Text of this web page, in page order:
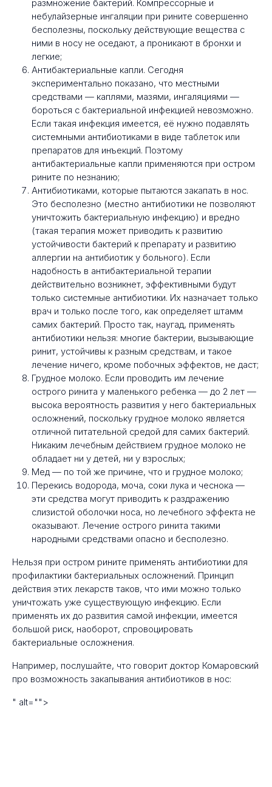
размножение бактерий. Компрессорные и
небулайзерные ингаляции при рините совершенно
бесполезны, поскольку действующие вещества с
ними в носу не оседают, а проникают в бронхи и
легкие;
Антибактериальные капли. Сегодня
экспериментально показано, что местными
средствами — каплями, мазями, ингаляциями —
бороться с бактериальной инфекцией невозможно.
Если такая инфекция имеется, её нужно подавлять
системными антибиотиками в виде таблеток или
препаратов для инъекций. Поэтому
антибактериальные капли применяются при остром
рините по незнанию;
Антибиотиками, которые пытаются закапать в нос.
Это бесполезно (местно антибиотики не позволяют
уничтожить бактериальную инфекцию) и вредно
(такая терапия может приводить к развитию
устойчивости бактерий к препарату и развитию
аллергии на антибиотик у больного). Если
надобность в антибактериальной терапии
действительно возникнет, эффективными будут
только системные антибиотики. Их назначает только
врач и только после того, как определяет штамм
самих бактерий. Просто так, наугад, применять
антибиотики нельзя: многие бактерии, вызывающие
ринит, устойчивы к разным средствам, и такое
лечение ничего, кроме побочных эффектов, не даст;
Грудное молоко. Если проводить им лечение
острого ринита у маленького ребенка — до 2 лет —
высока вероятность развития у него бактериальных
осложнений, поскольку грудное молоко является
отличной питательной средой для самих бактерий.
Никаким лечебным действием грудное молоко не
обладает ни у детей, ни у взрослых;
Мед — по той же причине, что и грудное молоко;
Перекись водорода, моча, соки лука и чеснока —
эти средства могут приводить к раздражению
слизистой оболочки носа, но лечебного эффекта не
оказывают. Лечение острого ринита такими
народными средствами опасно и бесполезно.
Нельзя при остром рините применять антибиотики для
профилактики бактериальных осложнений. Принцип
действия этих лекарств таков, что ими можно только
уничтожать уже существующую инфекцию. Если
применять их до развития самой инфекции, имеется
большой риск, наоборот, спровоцировать
бактериальные осложнения.
Например, послушайте, что говорит доктор Комаровский
про возможность закапывания антибиотиков в нос:
" alt="">